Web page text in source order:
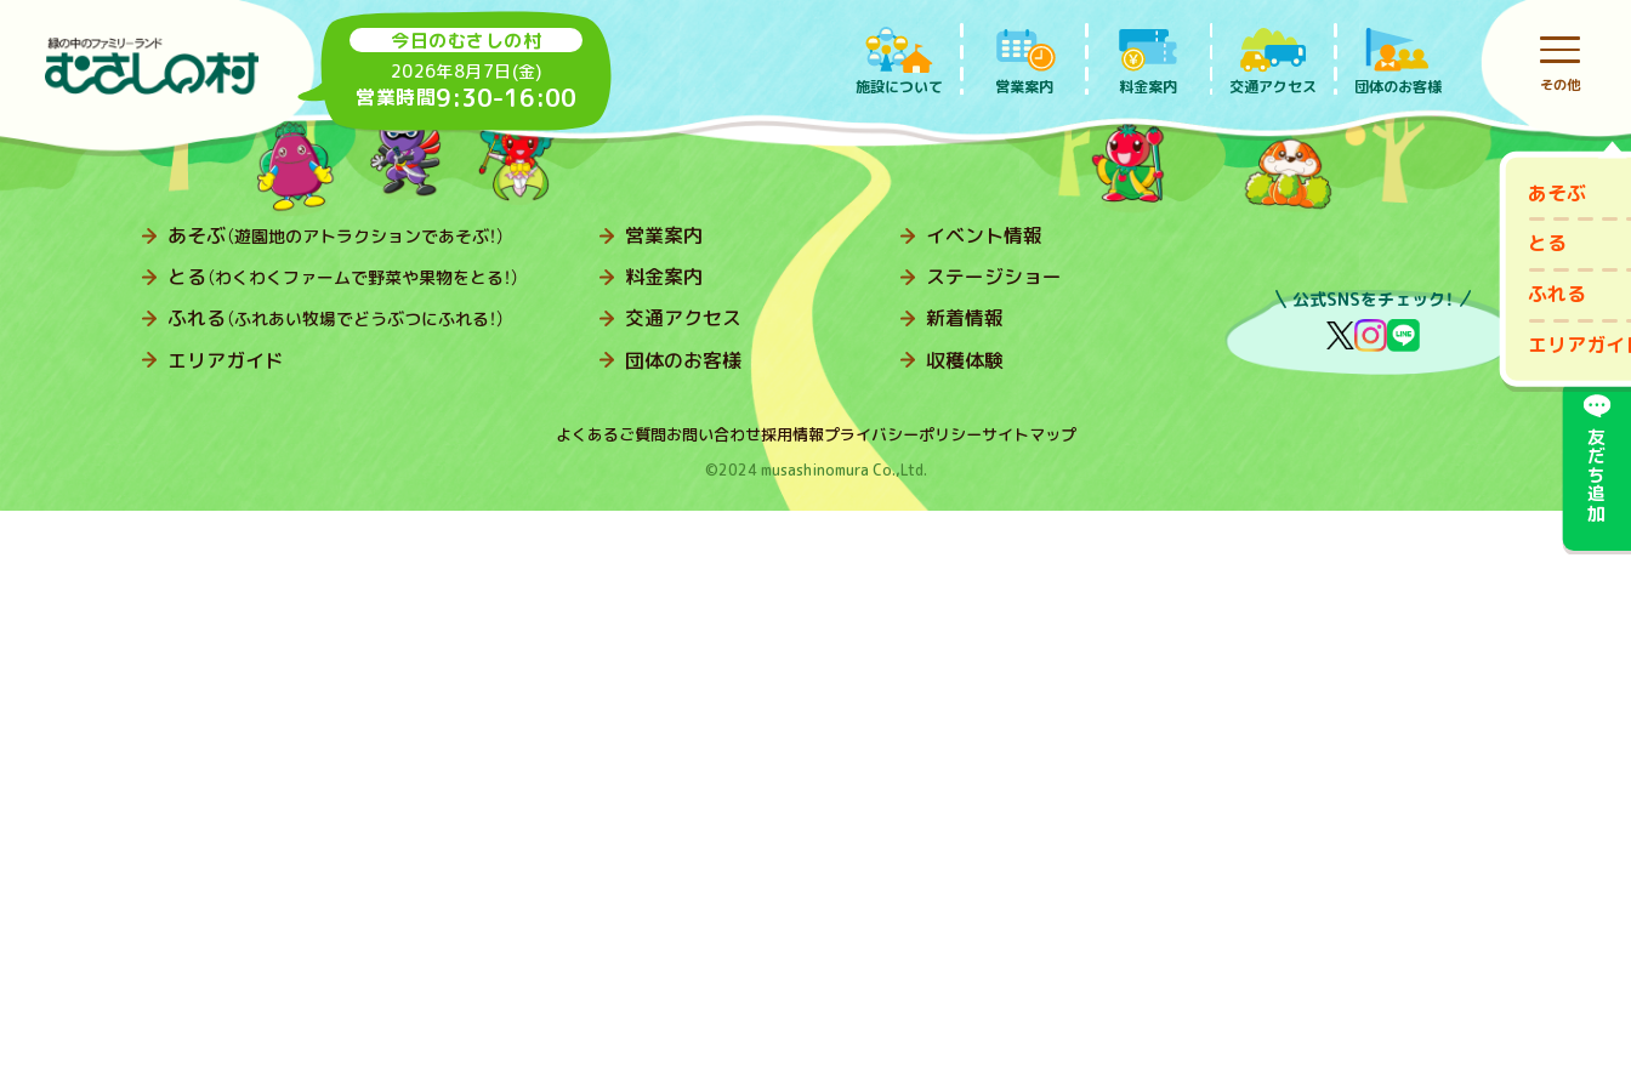
今日のむさしの村
2026年8月7日(金)
営業時間9:30-16:00 施設について
あそぶ
とる
ふれる
エリアガイ
営業案内 料金案内 交通アクセス 団体のお客様 その他
前売りチケット
友だち追加
あそぶ（遊園地のアトラクションであそぶ！）
とる（わくわくファームで野菜や果物をとる！）
ふれる（ふれあい牧場でどうぶつにふれる！）
エリアガイド
営業案内
料金案内
交通アクセス
団体のお客様
イベント情報
ステージショー
新着情報
収穫体験
公式SNSをチェック！
よくあるご質問お問い合わせ採用情報プライバシーポリシーサイトマップ
©2024 musashinomura Co.,Ltd.